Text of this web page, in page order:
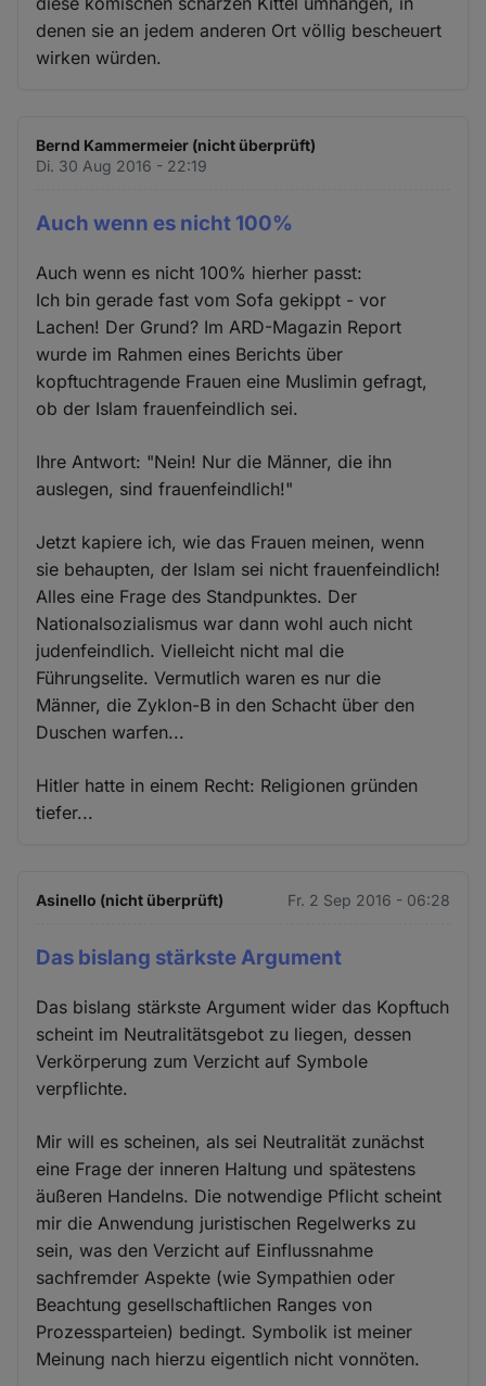
denen sie an jedem anderen Ort völlig bescheuert
wirken würden.
Bernd Kammermeier (nicht überprüft)
Di. 30 Aug 2016 - 22:19
Auch wenn es nicht 100%
Auch wenn es nicht 100% hierher passt:
Ich bin gerade fast vom Sofa gekippt - vor
Lachen! Der Grund? Im ARD-Magazin Report
wurde im Rahmen eines Berichts über
kopftuchtragende Frauen eine Muslimin gefragt,
ob der Islam frauenfeindlich sei.
Ihre Antwort: "Nein! Nur die Männer, die ihn
auslegen, sind frauenfeindlich!"
Jetzt kapiere ich, wie das Frauen meinen, wenn
sie behaupten, der Islam sei nicht frauenfeindlich!
Alles eine Frage des Standpunktes. Der
Nationalsozialismus war dann wohl auch nicht
judenfeindlich. Vielleicht nicht mal die
Führungselite. Vermutlich waren es nur die
Männer, die Zyklon-B in den Schacht über den
Duschen warfen...
Hitler hatte in einem Recht: Religionen gründen
tiefer...
Asinello (nicht überprüft) Fr. 2 Sep 2016 - 06:28
Das bislang stärkste Argument
Das bislang stärkste Argument wider das Kopftuch
scheint im Neutralitätsgebot zu liegen, dessen
Verkörperung zum Verzicht auf Symbole
verpflichte.
Mir will es scheinen, als sei Neutralität zunächst
eine Frage der inneren Haltung und spätestens
äußeren Handelns. Die notwendige Pflicht scheint
mir die Anwendung juristischen Regelwerks zu
sein, was den Verzicht auf Einflussnahme
sachfremder Aspekte (wie Sympathien oder
Beachtung gesellschaftlichen Ranges von
Prozessparteien) bedingt. Symbolik ist meiner
Meinung nach hierzu eigentlich nicht vonnöten.